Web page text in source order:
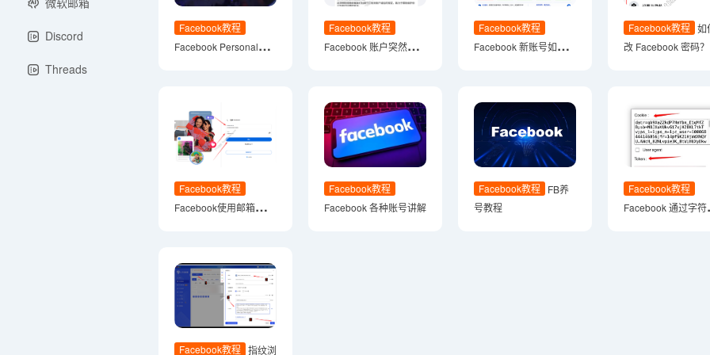
Facebook教程
Facebook Personal
Facebook教程
Facebook 账户突然要验
运营方案
Facebook教程
Facebook 新账号如何安
Facebook教程 如
改 Facebook 密码
Facebook教程
Facebook使用邮箱登录
Facebook教程
Facebook 各种账号讲解
Facebook教程 FB养
号教程
Facebook教程
Facebook 通过字符
Facebook教程 指纹浏
Discord
Threads